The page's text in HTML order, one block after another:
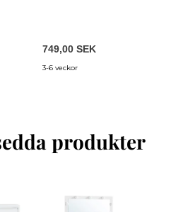
749,00 SEK
3-6 veckor
produkter